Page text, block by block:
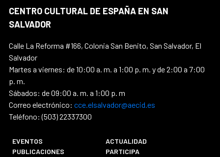
CENTRO CULTURAL DE ESPAÑA EN SAN
SALVADOR
Calle La Reforma #166, Colonia San Benito, San Salvador, El
Salvador
Martes a viernes: de 10:00 a. m. a 1:00 p. m. y de 2:00 a 7:00
p. m.
Sábados: de 09:00 a. m. a 1:00 p. m
Correo electrónico: cce.elsalvador@aecid.es
Teléfono: (503) 22337300
EVENTOS
ACTUALIDAD
PUBLICACIONES
PARTICIPA